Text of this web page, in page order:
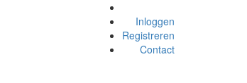
Inloggen
Registreren
Contact